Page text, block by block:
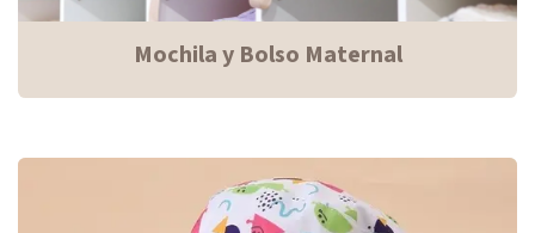
Mochila y Bolso Maternal